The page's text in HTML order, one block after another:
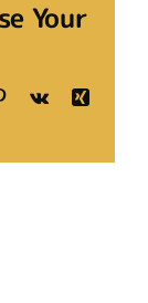
Your
Pinterest
Vk
Xing